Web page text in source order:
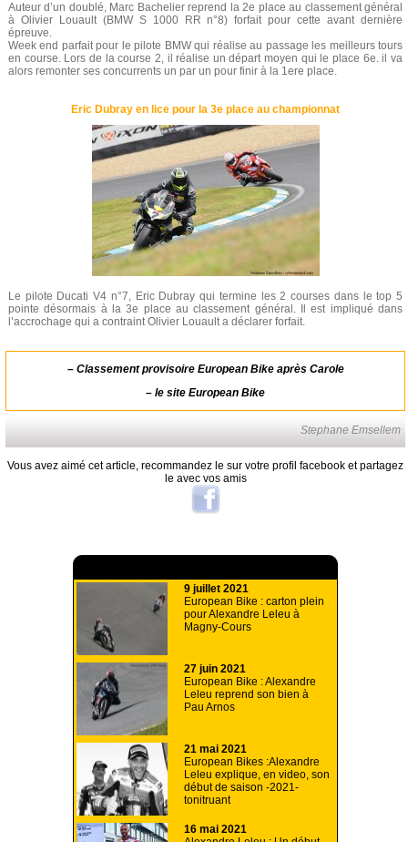
Auteur d’un doublé, Marc Bachelier reprend la 2e place au classement général
à Olivier Louault (BMW S 1000 RR n°8) forfait pour cette avant dernière
épreuve.
Week end parfait pour le pilote BMW qui réalise au passage les meilleurs tours
en course. Lors de la course 2, il réalise un départ moyen qui le place 6e. il va
alors remonter ses concurrents un par un pour finir à la 1ere place.
Eric Dubray en lice pour la 3e place au championnat
Le pilote Ducati V4 n°7, Eric Dubray qui termine les 2 courses dans le top 5
pointe désormais à la 3e place au classement général. Il est impliqué dans
l’accrochage qui a contraint Olivier Louault a déclarer forfait.
– Classement provisoire European Bike après Carole
– le site European Bike
Stephane Emsellem
Vous avez aimé cet article, recommandez le sur votre profil facebook et partagez
le avec vos amis
9 juillet 2021
European Bike : carton plein
pour Alexandre Leleu à
Magny-Cours
27 juin 2021
European Bike : Alexandre
Leleu reprend son bien à
Pau Arnos
21 mai 2021
European Bikes :Alexandre
Leleu explique, en video, son
début de saison -2021-
tonitruant
16 mai 2021